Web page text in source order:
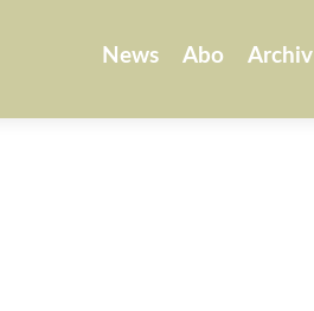
News Abo Archiv